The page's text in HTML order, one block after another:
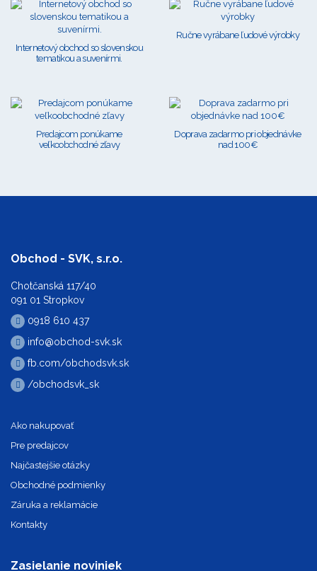
Internetový obchod so slovenskou
tematikou a suvenírmi.
Ručne vyrábane ľudové výrobky
Predajcom ponúkame
veľkoobchodné zľavy
Doprava zadarmo pri objednávke
nad 100€
Obchod - SVK, s.r.o.
Chotčanská 117/40
091 01 Stropkov
0918 610 437
info@obchod-svk.sk
fb.com/obchodsvk.sk
/obchodsvk_sk
Ako nakupovať
Pre predajcov
Najčastejšie otázky
Obchodné podmienky
Záruka a reklamácie
Kontakty
Zasielanie noviniek